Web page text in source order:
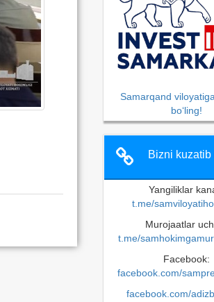
Samarqand
bo‘ling!
Bizni kuzatib
Yangiliklar
t.me/
Murojaatlar
t.me/
Facebook:
facebook.com/
facebook.com/